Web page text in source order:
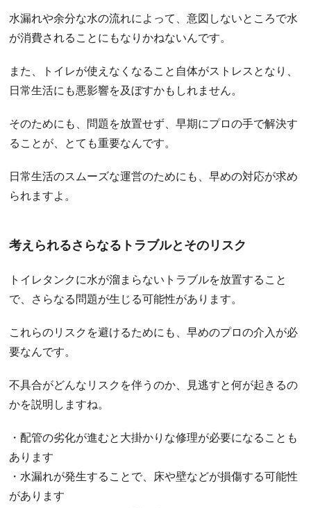
水漏れや余分な水の流れによって、意図しないところで水
が消費されることにもなりかねないんです。
また、トイレが使えなくなること自体がストレスとなり、
日常生活にも悪影響を及ぼすかもしれません。
そのためにも、問題を放置せず、早期にプロの手で解決す
ることが、とても重要なんです。
日常生活のスムーズな運営のためにも、早めの対応が求め
られますよ。
考えられるさらなるトラブルとそのリスク
トイレタンクに水が溜まらないトラブルを放置すること
で、さらなる問題が生じる可能性があります。
これらのリスクを避けるためにも、早めのプロの介入が必
要なんです。
不具合がどんなリスクを伴うのか、見逃すと何が起きるの
かを説明しますね。
・配管の劣化が進むと大掛かりな修理が必要になることも
あります
・水漏れが発生することで、床や壁などが損傷する可能性
があります